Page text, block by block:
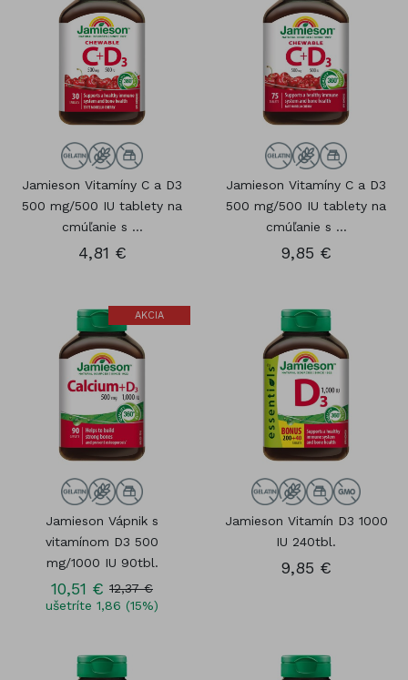
Jamieson Vitamíny C a D3
500 mg/500 IU tablety na
cmúľanie s ...
4,81 €
Jamieson Vitamíny C a D3
500 mg/500 IU tablety na
cmúľanie s ...
9,85 €
AKCIA
Jamieson Vápnik s
vitamínom D3 500
mg/1000 IU 90tbl.
10,51 € 12,37 €
ušetríte 1,86 (15%)
Jamieson Vitamín D3 1000
IU 240tbl.
9,85 €